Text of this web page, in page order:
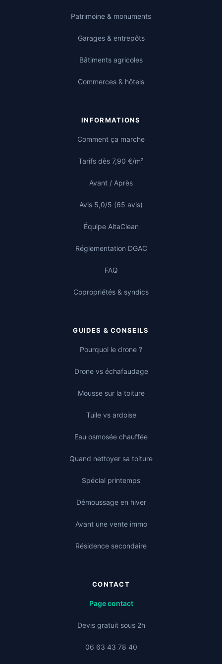
Patrimoine & monuments
Garages & entrepôts
Bâtiments agricoles
Commerces & hôtels
INFORMATIONS
Comment ça marche
Tarifs dès 7,90 €/m²
Avant / Après
Avis 5,0/5 (65 avis)
Équipe AltaClean
Réglementation DGAC
FAQ
Copropriétés & syndics
GUIDES & CONSEILS
Pourquoi le drone ?
Drone vs échafaudage
Mousse sur la toiture
Tuile vs ardoise
Eau osmosée chauffée
Quand nettoyer sa toiture
Spécial printemps
Démoussage en hiver
Avant une vente immo
Résidence secondaire
CONTACT
Page contact
Devis gratuit sous 2h
06 63 43 78 40